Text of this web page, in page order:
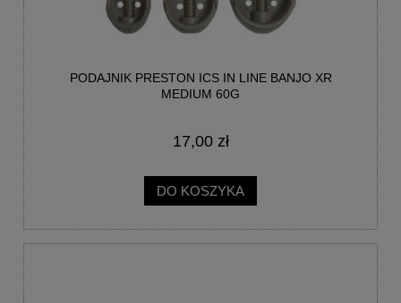
PODAJNIK PRESTON ICS IN LINE BANJO XR
MEDIUM 60G
17,00 zł
DO KOSZYKA